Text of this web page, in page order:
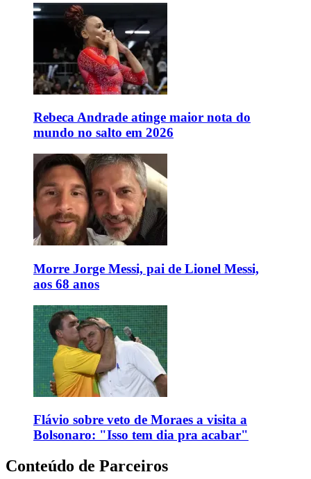
Rebeca Andrade atinge maior nota do
mundo no salto em 2026
Morre Jorge Messi, pai de Lionel Messi,
aos 68 anos
Flávio sobre veto de Moraes a visita a
Bolsonaro: "Isso tem dia pra acabar"
Conteúdo de Parceiros